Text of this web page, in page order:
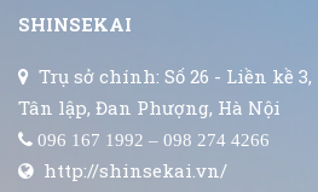
SHINSEKAI
Trụ sở chính: Số 26 - Liền kề
Tân lập, Đan Phượng, Hà Nội
096 167 1992 – 098 274 4266
http://shinsekai.vn/